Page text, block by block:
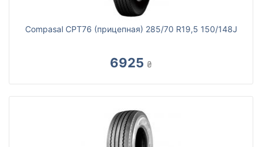
Compasal CPT76 (прицепная) 285/70 R19,5 150/148J
6925 ₴